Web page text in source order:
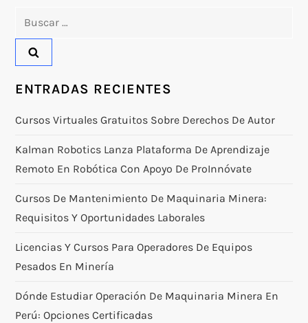
ENTRADAS RECIENTES
Cursos Virtuales Gratuitos Sobre Derechos De Autor
Kalman Robotics Lanza Plataforma De Aprendizaje
Remoto En Robótica Con Apoyo De ProInnóvate
Cursos De Mantenimiento De Maquinaria Minera:
Requisitos Y Oportunidades Laborales
Licencias Y Cursos Para Operadores De Equipos
Pesados En Minería
Dónde Estudiar Operación De Maquinaria Minera En
Perú: Opciones Certificadas